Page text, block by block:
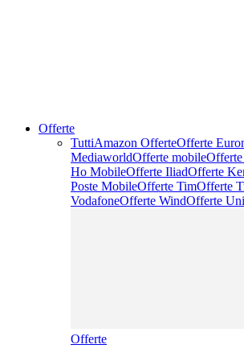
Offerte
TuttiAmazon OfferteOfferte
MediaworldOfferte mobile
Ho MobileOfferte IliadOfferte
Poste MobileOfferte TimOfferte
VodafoneOfferte WindOfferte
Offerte